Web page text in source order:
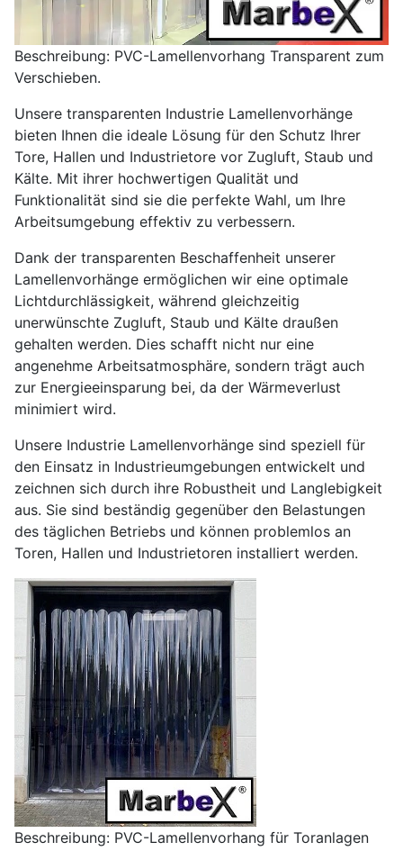
Beschreibung: PVC-Lamellenvorhang Transparent zum
Verschieben.
Unsere transparenten Industrie Lamellenvorhänge
bieten Ihnen die ideale Lösung für den Schutz Ihrer
Tore, Hallen und Industrietore vor Zugluft, Staub und
Kälte. Mit ihrer hochwertigen Qualität und
Funktionalität sind sie die perfekte Wahl, um Ihre
Arbeitsumgebung effektiv zu verbessern.
Dank der transparenten Beschaffenheit unserer
Lamellenvorhänge ermöglichen wir eine optimale
Lichtdurchlässigkeit, während gleichzeitig
unerwünschte Zugluft, Staub und Kälte draußen
gehalten werden. Dies schafft nicht nur eine
angenehme Arbeitsatmosphäre, sondern trägt auch
zur Energieeinsparung bei, da der Wärmeverlust
minimiert wird.
Unsere Industrie Lamellenvorhänge sind speziell für
den Einsatz in Industrieumgebungen entwickelt und
zeichnen sich durch ihre Robustheit und Langlebigkeit
aus. Sie sind beständig gegenüber den Belastungen
des täglichen Betriebs und können problemlos an
Toren, Hallen und Industrietoren installiert werden.
Beschreibung: PVC-Lamellenvorhang für Toranlagen